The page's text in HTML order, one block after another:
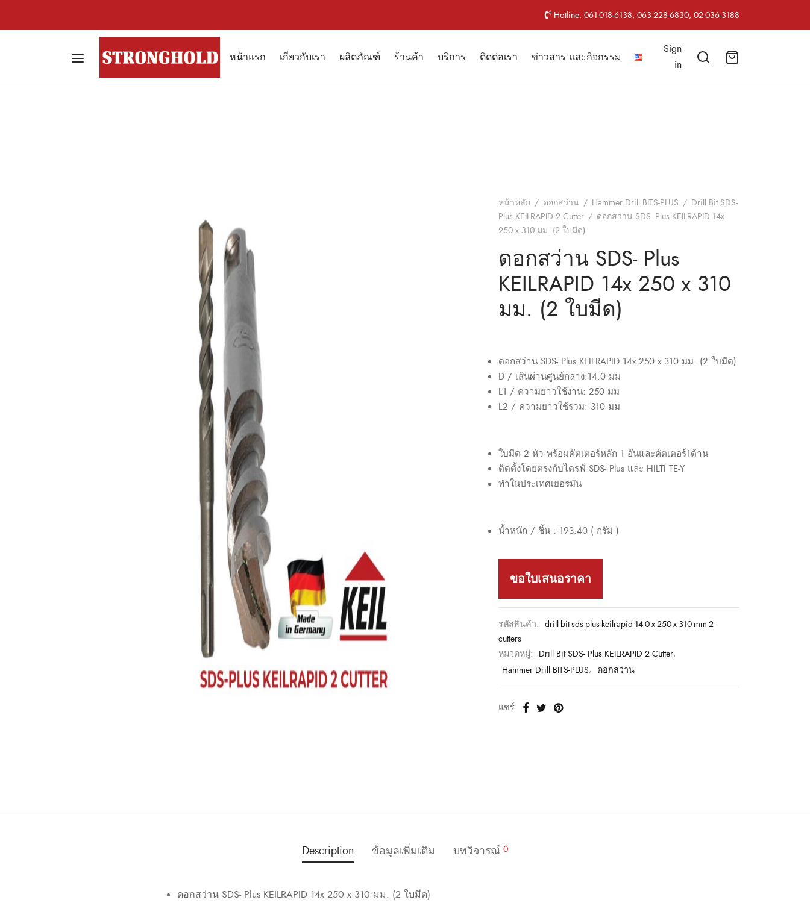
Hotline: 061-018-6138, 063-228-6830, 02-036-3188
หน้าแรก เกี่ยวกับเรา ผลิตภัณฑ์ ร้านค้า บริการ ติดต่อเรา ข่าวสาร และกิจกรรม
Sign
in
หน้าหลัก / ดอกสว่าน / Hammer Drill BITS-PLUS / Drill Bit SDS-
Plus KEILRAPID 2 Cutter / ดอกสว่าน SDS- Plus KEILRAPID 14x
250 x 310 มม. (2 ใบมีด)
ดอกสว่าน SDS- Plus
KEILRAPID 14x 250 x 310
มม. (2 ใบมีด)
ดอกสว่าน SDS- Plus KEILRAPID 14x 250 x 310 มม. (2 ใบมีด)
D / เส้นผ่านศูนย์กลาง:14.0 มม
L1 / ความยาวใช้งาน: 250 มม
L2 / ความยาวใช้รวม: 310 มม
ใบมีด 2 หัว พร้อมคัตเตอร์หลัก 1 อันและคัตเตอร์1ด้าน
ติดตั้งโดยตรงกับไดรฟ์ SDS- Plus และ HILTI TE-Y
ทำในประเทศเยอรมัน
น้ำหนัก / ชิ้น : 193.40 ( กรัม )
ขอใบเสนอราคา
รหัสสินค้า: drill-bit-sds-plus-keilrapid-14-0-x-250-x-310-mm-2-
cutters
หมวดหมู่: Drill Bit SDS- Plus KEILRAPID 2 Cutter,
Hammer Drill BITS-PLUS, ดอกสว่าน
แชร์
Description ข้อมูลเพิ่มเติม บทวิจารณ์ 0
ดอกสว่าน SDS- Plus KEILRAPID 14x 250 x 310 มม. (2 ใบมีด)